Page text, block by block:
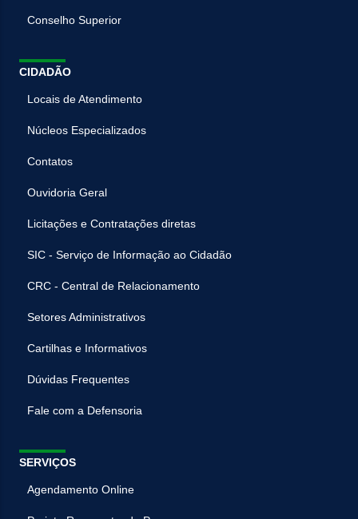
Conselho Superior
CIDADÃO
Locais de Atendimento
Núcleos Especializados
Contatos
Ouvidoria Geral
Licitações e Contratações diretas
SIC - Serviço de Informação ao Cidadão
CRC - Central de Relacionamento
Setores Administrativos
Cartilhas e Informativos
Dúvidas Frequentes
Fale com a Defensoria
SERVIÇOS
Agendamento Online